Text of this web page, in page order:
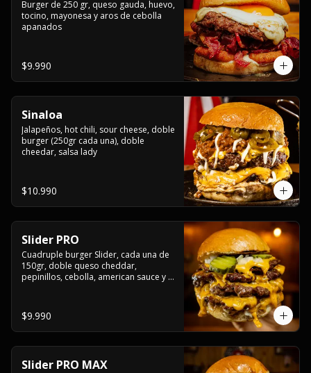
Burger de 250 gr, queso gauda, huevo,
tocino, mayonesa y aros de cebolla
apanados
$9.990
Sinaloa
Jalapeños, hot chili, sour cheese, doble
burger (250gr cada una), doble
cheedar, salsa lady
$10.990
Slider PRO
Cuadruple burger Slider, cada una de
150gr, doble queso cheddar,
pepinillos, cebolla, american sauce y
$9.990
Slider PRO MAX